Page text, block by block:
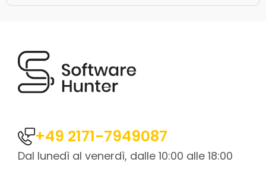
+49 2171-7949087
Dal lunedì al venerdì, dalle 10:00 alle 18:00